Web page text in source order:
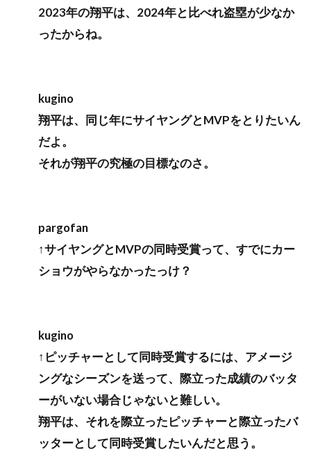
2023年の翔平は、2024年と比べれ盗塁が少なか
ったからね。
kugino
翔平は、同じ年にサイヤングとMVPをとりたいん
だよ。
それが翔平の究極の目標なのさ。
pargofan
↑サイヤングとMVPの同時受賞って、すでにカー
ショウがやらなかったっけ？
kugino
↑ピッチャーとして同時受賞するには、アメージ
ングなシーズンを送って、際立った成績のバッタ
ーがいない場合じゃないと難しい。
翔平は、それを際立ったピッチャーと際立ったバ
ッターとして同時受賞したいんだと思う。